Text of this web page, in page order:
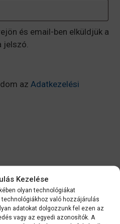
Kezelése
olyan technológiákat
való hozzájárulás
adatokat dolgozzunk fel ezen az
vagy az egyedi azonosítók. A
és email-ben elküldjük a
jelszó.
az Adatkezelési